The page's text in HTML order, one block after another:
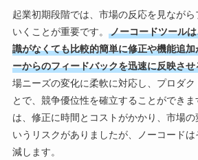
起業初期段階では、市場の反応を見なが
いくことが重要です。
ノーコードツール
識がなくても比較的簡単に修正や機能追
ーからのフィードバックを迅速に反映さ
場ニーズの変化に柔軟に対応し、プロダク
とで、競争優位性を確立することができ
は、修正に時間とコストがかかり、市場
いうリスクがありましたが、ノーコード
減します。